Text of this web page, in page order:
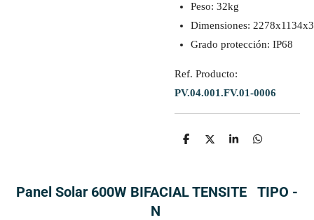
Peso: 32kg
Dimensiones:
Grado protección: IP68
Ref. Producto:
PV.04.001.FV.01-0006
C
r
C
a
r
C
a
r
C
a
Panel Solar 600W BIFACIAL TENSITE TIPO -
N